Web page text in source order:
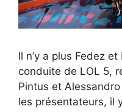
Il n’y a plus Fedez
conduite de LOL 5,
Pintus et
les présentateurs, il